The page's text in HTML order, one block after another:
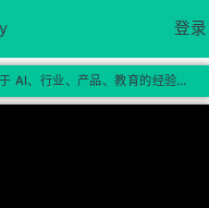
登录
莫烦有新起点啦！「莫烦 x 无限可能」— 关于 AI、行业、产品、教育的经验思考，欢迎来新站看看 →